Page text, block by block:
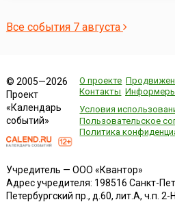
Все события 7 августа
© 2005—2026
Проект
«Календарь
событий»
О проекте
Контакты
Условия
Пользовательское
Политика
Учредитель — ООО «Квантор»
Адрес учредителя: 198516 Санкт-
Петербургский пр., д.60, лит.А, ч.п.